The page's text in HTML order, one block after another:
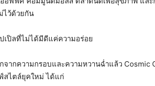
ไว้ด้วยกัน
เปิลที่ไม่ได้มีดีแค่ความอร่อย
จากความกรอบและความหวานฉ่ำแล้ว Cosmic
สไตล์ยุคใหม่ ได้แก่